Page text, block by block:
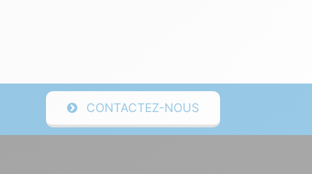
CONTACTEZ-NOUS